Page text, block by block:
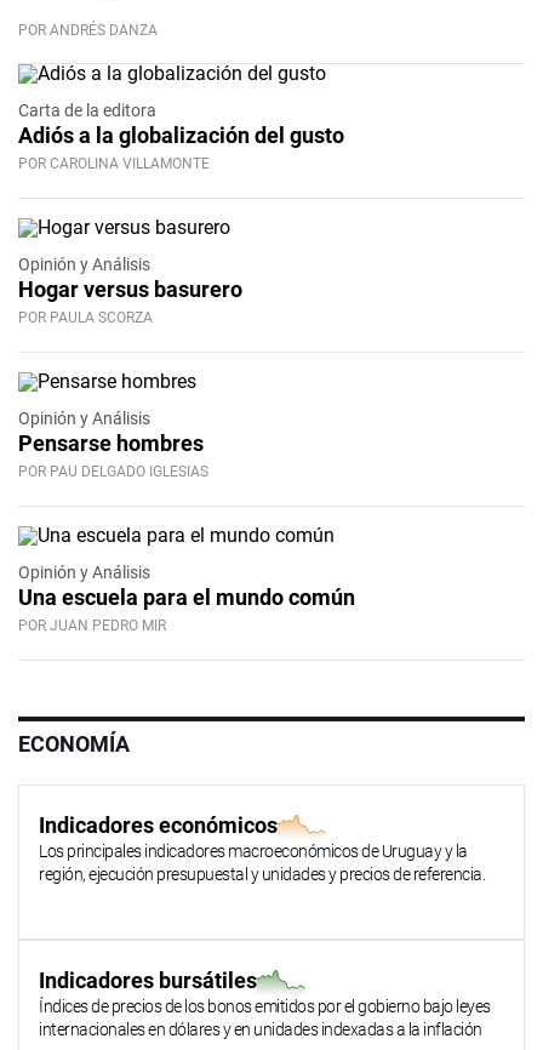
POR ANDRÉS DANZA
Carta de la editora
Adiós a la globalización del gusto
POR CAROLINA VILLAMONTE
Opinión y Análisis
Hogar versus basurero
POR PAULA SCORZA
Video
Opinión y Análisis
Pensarse hombres
POR PAU DELGADO IGLESIAS
Opinión y Análisis
Una escuela para el mundo común
POR JUAN PEDRO MIR
ECONOMÍA
Indicadores económicos
Los principales indicadores macroeconómicos de Uruguay y la
región, ejecución presupuestal y unidades y precios de referencia.
Indicadores bursátiles
Índices de precios de los bonos emitidos por el gobierno bajo leyes
internacionales en dólares y en unidades indexadas a la inflación